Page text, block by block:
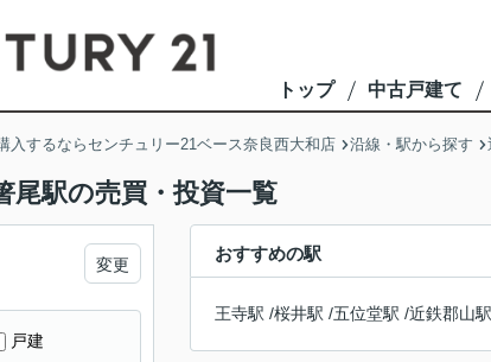
トップ 中古戸建て
入するならセンチュリー21ベース奈良西大和店 沿線・駅から探す
尾駅の売買・投資一覧
おすすめの駅
王寺駅 /桜井駅 /五位堂駅 /近鉄郡山駅
変更
戸建